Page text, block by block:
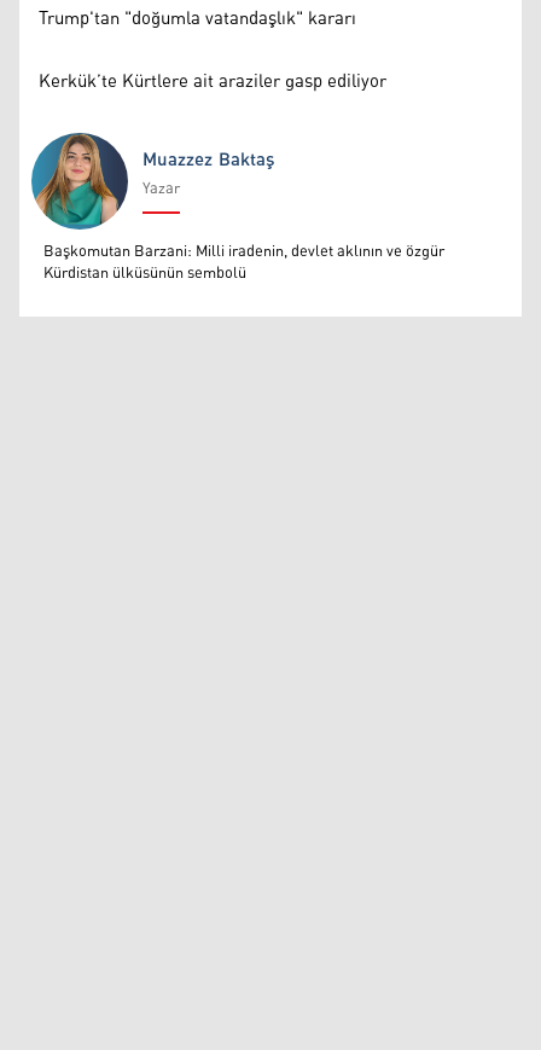
Trump'tan "doğumla vatandaşlık" kararı
Kerkük’te Kürtlere ait araziler gasp ediliyor
Muazzez Baktaş
Muazzez Baktaş
Yazar
Başkomutan Barzani: Milli iradenin, devlet aklının ve özgür
Kürdistan ülküsünün sembolü